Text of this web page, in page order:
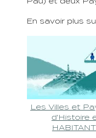
En savoir plus
Les Villes et
d'Histoire